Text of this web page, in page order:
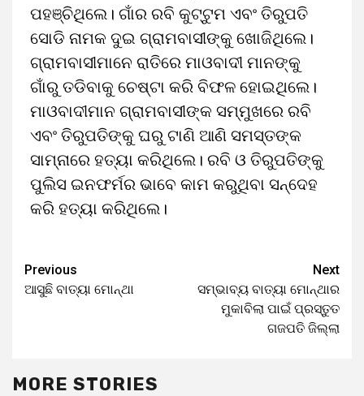
ପହଞ୍ଚିଥିଲେ। ଗାଁର ରବି କୁଟ୍ଟୁମ ଏବଂ ତିରୁପତି
ସୋଡି ନାମକ ଦୁଇ ଗ୍ରାମବାସୀଙ୍କୁ ଖୋଜିଥିଲେ।
ଗ୍ରାମବାସୀମାନେ ରାତିରେ ମାଓବାଦୀ ମାନଙ୍କୁ
ଗାଁରୁ ତଡିବାକୁ ଚେଷ୍ଟା କରି ବିଫଳ ହୋଇଥିଲେ।
ମାଓବାଦୀମାନ ଗ୍ରାମବାସୀଙ୍କ ସମ୍ମୁଖରେ ରବି
ଏବଂ ତିରୁପତିଙ୍କୁ ଘରୁ ଟାଣି ଆଣି ସମସ୍ତଙ୍କ
ସାମ୍ନାରେ ହତ୍ୟା କରିଥିଲେ। ରବି ଓ ତିରୁପତିଙ୍କୁ
ପୁଲିସ ଇନଫର୍ମର ଭାବେ କାମ କରୁଥିବା ସନ୍ଦେହ
କରି ହତ୍ୟା କରିଥିଲେ।
Previous
ଆସୁଛି ବାତ୍ୟା ମୋନ୍ଥା
Next
ସମ୍ଭାବ୍ୟ ବାତ୍ୟା ମୋନ୍ଥାର
ମୁକାବିଲା ପାଇଁ ପ୍ରସ୍ତୁତ
ଗଜପତି ଜିଲ୍ଲା
MORE STORIES